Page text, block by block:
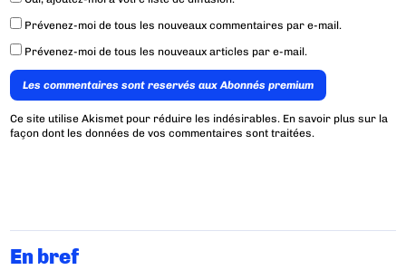
Prévenez-moi de tous les nouveaux commentaires par e-mail.
Prévenez-moi de tous les nouveaux articles par e-mail.
Les commentaires sont reservés aux Abonnés premium
Ce site utilise Akismet pour réduire les indésirables. En savoir plus sur la
façon dont les données de vos commentaires sont traitées.
En bref